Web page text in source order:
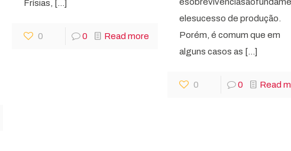
Frísias,
[…]
0 0 Read more
elesucesso de produção.
Porém, é comum que em
alguns casos as […]
0 0 Read